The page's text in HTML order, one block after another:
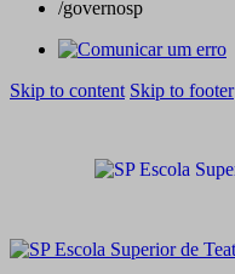
/governosp
Skip to content Skip to footer